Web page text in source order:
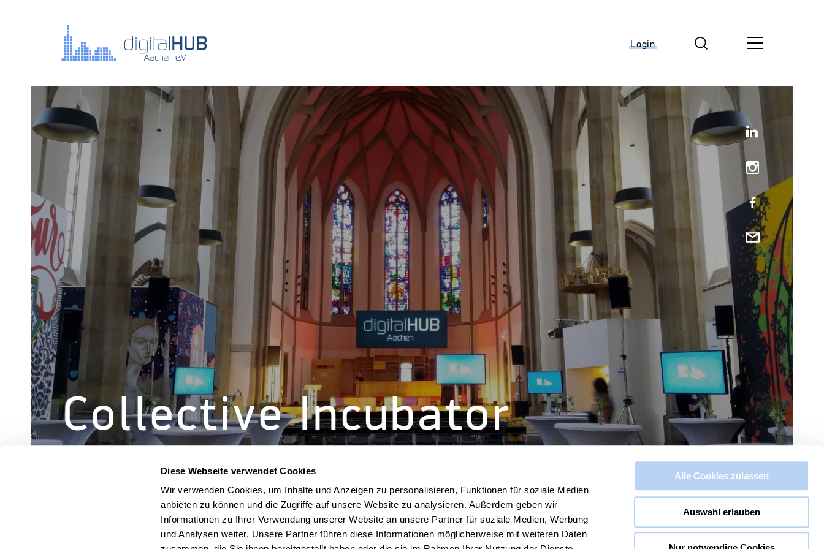
Diese Webseite verwendet Cookies
Wir verwenden Cookies, um Inhalte und Anzeigen zu personalisieren, Funktionen für soziale Medien
anbieten zu können und die Zugriffe auf unsere Website zu analysieren. Außerdem geben wir
Informationen zu Ihrer Verwendung unserer Website an unsere Partner für soziale Medien, Werbung
und Analysen weiter. Unsere Partner führen diese Informationen möglicherweise mit weiteren Daten
Alle Cookies zulassen
Auswahl erlauben
Login
Collective Incubator